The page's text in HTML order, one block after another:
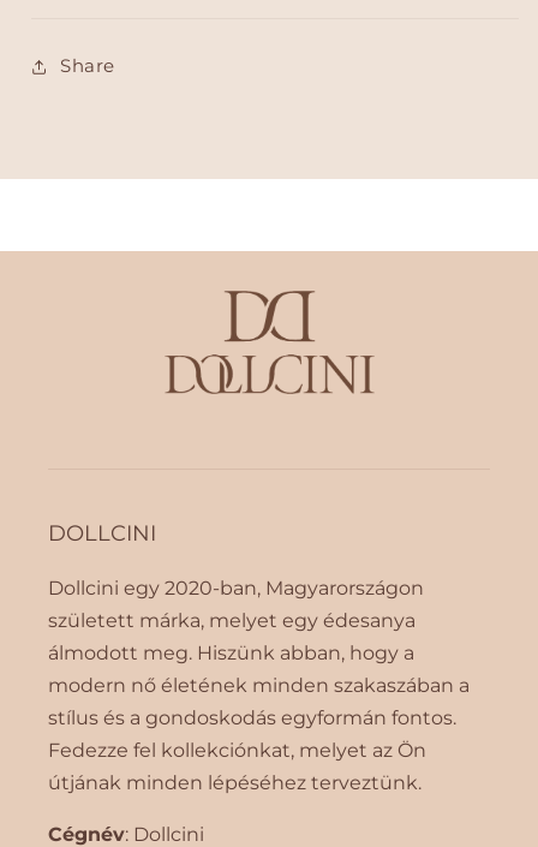
Share
DOLLCINI
Dollcini egy 2020-ban, Magyarországon
született márka, melyet egy édesanya
álmodott meg. Hiszünk abban, hogy a
modern nő életének minden szakaszában a
stílus és a gondoskodás egyformán fontos.
Fedezze fel kollekciónkat, melyet az Ön
útjának minden lépéséhez terveztünk.
Cégnév: Dollcini